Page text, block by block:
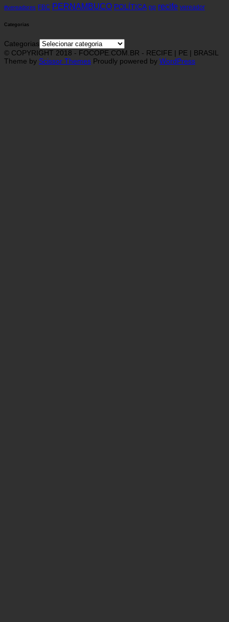
#vereadores FBC PERNAMBUCO POLÍTICA pp recife vereador
Categorias
Categorias
© COPYRIGHT 2018 - FOCOPE.COM.BR - RECIFE | PE | BRASIL
Theme by Scissor Themes Proudly powered by WordPress